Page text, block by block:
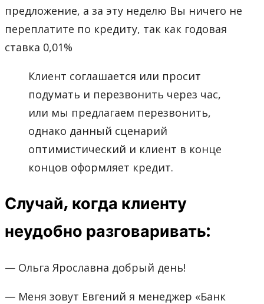
предложение, а за эту неделю Вы ничего не
переплатите по кредиту, так как годовая
ставка 0,01%
Клиент соглашается или просит
подумать и перезвонить через час,
или мы предлагаем перезвонить,
однако данный сценарий
оптимистический и клиент в конце
концов оформляет кредит.
Случай, когда клиенту
неудобно разговаривать:
— Ольга Ярославна добрый день!
— Меня зовут Евгений я менеджер «Банк